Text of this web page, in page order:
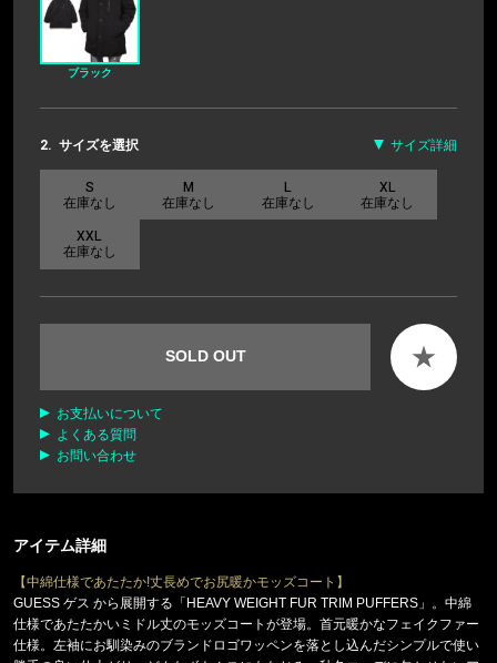
ブラック
2. サイズを選択 サイズ詳細
S
在庫なし
M
在庫なし
L
在庫なし
XL
在庫なし
XXL
在庫なし
SOLD OUT ★
お支払いについて
よくある質問
お問い合わせ
アイテム詳細
【中綿仕様であたたか!丈長めでお尻暖かモッズコート】
GUESS ゲス から展開する「HEAVY WEIGHT FUR TRIM PUFFERS」。中綿
仕様であたたかいミドル丈のモッズコートが登場。首元暖かなフェイクファー
仕様。左袖にお馴染みのブランドロゴワッペンを落とし込んだシンプルで使い